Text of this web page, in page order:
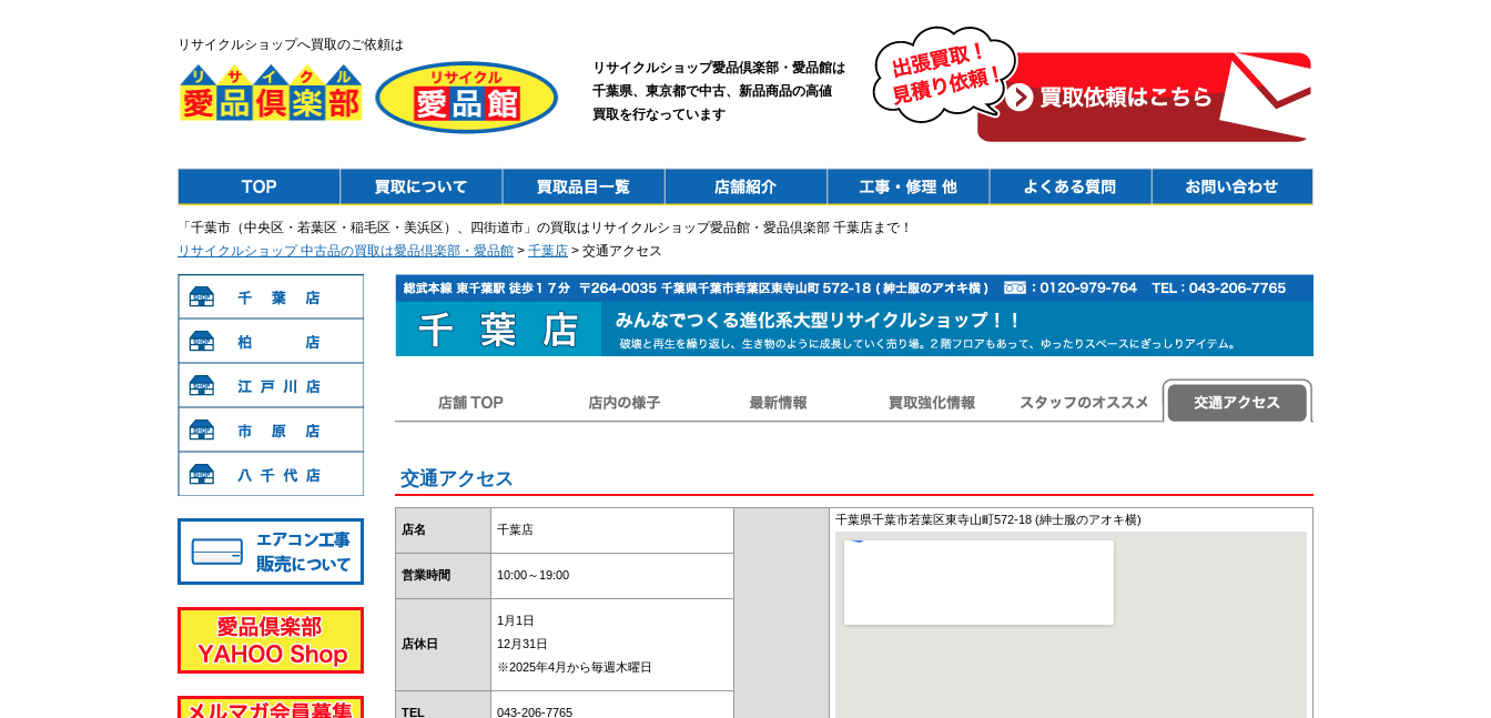
リサイクルショップへ買取のご依頼は
リサイクルショップ愛品倶楽部・愛品館は
千葉県、東京都で中古、新品商品の高値
買取を行なっています
「千葉市（中央区・若葉区・稲毛区・美浜区）、四街道市」の買取はリサイクルショップ愛品館・愛品倶楽部 千葉店まで！
リサイクルショップ 中古品の買取は愛品倶楽部・愛品館 > 千葉店 > 交通アクセス
交通アクセス
店名 千葉店
千葉県千葉市若葉区東寺山町572-18 (紳士服のアオキ横)
営業時間 10:00～19:00
店休日
1月1日
12月31日
※2025年4月から毎週木曜日
TEL 043-206-7765